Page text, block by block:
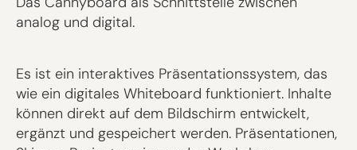
analog und digital.
Es ist ein interaktives Präsentationssystem, das
wie ein digitales Whiteboard funktioniert. Inhalte
können direkt auf dem Bildschirm entwickelt,
ergänzt und gespeichert werden. Präsentationen,